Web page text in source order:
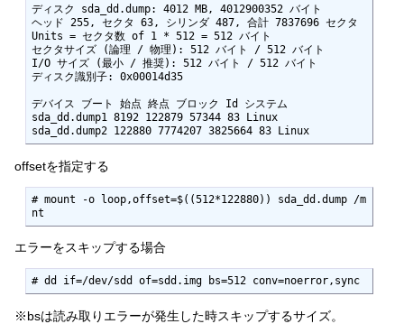
ディスク sda_dd.dump: 4012 MB, 4012900352 バイト
ヘッド 255, セクタ 63, シリンダ 487, 合計 7837696 セクタ
Units = セクタ数 of 1 * 512 = 512 バイト
セクタサイズ (論理 / 物理): 512 バイト / 512 バイト
I/O サイズ (最小 / 推奨): 512 バイト / 512 バイト
ディスク識別子: 0x00014d35
デバイス ブート 始点 終点 ブロック Id システム
sda_dd.dump1 8192 122879 57344 83 Linux
sda_dd.dump2 122880 7774207 3825664 83 Linux
offsetを指定する
# mount -o loop,offset=$((512*122880)) sda_dd.dump /m
nt
エラーをスキップする場合
# dd if=/dev/sdd of=sdd.img bs=512 conv=noerror,sync
※bsは読み取りエラーが発生した時スキップするサイズ。